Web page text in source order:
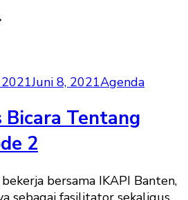
2021Juni 8, 2021Agenda
Bicara Tentang
2
bersama IKAPI Banten,